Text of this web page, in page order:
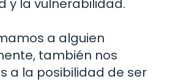
y la vulnerabilidad.
a alguien
también nos
a la posibilidad de ser